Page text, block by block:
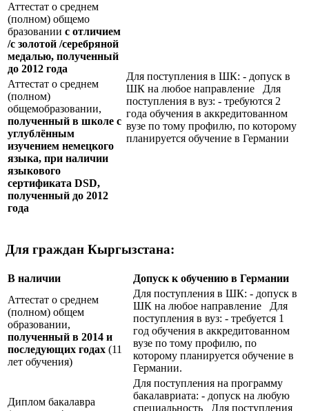
Аттестат о среднем
(полном) общемо
бразовании с отличием
/с золотой /серебряной
медалью, полученный
до 2012 года
Для поступления в ШК: - допуск в
ШК на любое направление Для
поступления в вуз: - требуются 2
года обучения в аккредитованном
вузе по тому профилю, по которому
планируется обучение в Германии
Аттестат о среднем
(полном)
общемобразовании,
полученный в школе с
углублённым
изучением немецкого
языка, при наличии
языкового
сертификата DSD,
полученный до 2012
года
Для граждан Кыргызстана:
В наличии
Допуск к обучению в Германии
Аттестат о среднем
(полном) общем
образовании,
полученный в 2014 и
последующих годах (11
лет обучения)
Для поступления в ШК: - допуск в
ШК на любое направление Для
поступления в вуз: - требуется 1
год обучения в аккредитованном
вузе по тому профилю, по
которому планируется обучение в
Германии.
Диплом бакалавра
Для поступления на программу
бакалавриата: - допуск на любую
специальность Для поступления